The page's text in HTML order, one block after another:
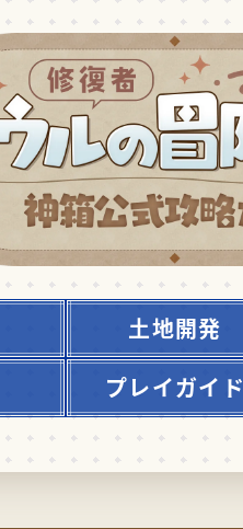
土地開発
プレイガイド